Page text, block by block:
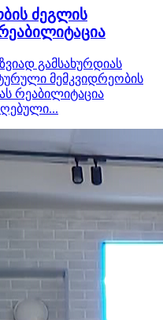
ძეგლის
გამსახურდიას
მემკვიდრეობის
რეაბილიტაცია